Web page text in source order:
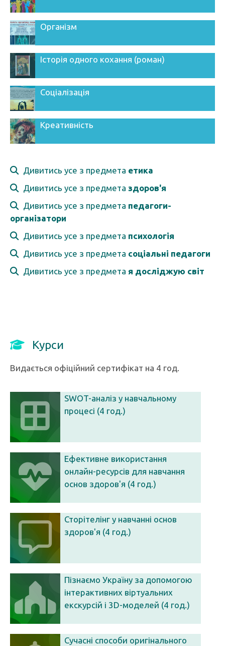
Організм
Історія одного кохання (роман)
Соціалізація
Креативність
Дивитись усе з предмета етика
Дивитись усе з предмета здоров'я
Дивитись усе з предмета педагоги-
організатори
Дивитись усе з предмета психологія
Дивитись усе з предмета соціальні педагоги
Дивитись усе з предмета я досліджую світ
Курси
Видається офіційний сертифікат на 4 год.
SWOT-аналіз у навчальному
процесі (4 год.)
Ефективне використання
онлайн-ресурсів для навчання
основ здоров'я (4 год.)
Сторітелінг у навчанні основ
здоров'я (4 год.)
Пізнаємо Україну за допомогою
інтерактивних віртуальних
екскурсій і 3D-моделей (4 год.)
Сучасні способи оригінального